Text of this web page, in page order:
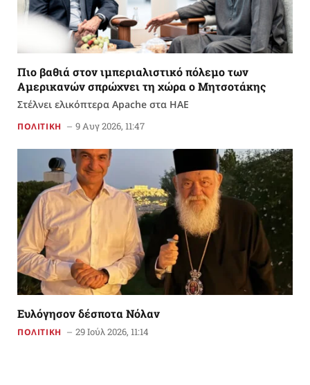
Πιο βαθιά στον ιμπεριαλιστικό πόλεμο των
Αμερικανών σπρώχνει τη χώρα ο Μητσοτάκης
Στέλνει ελικόπτερα Apache στα ΗΑΕ
ΠΟΛΙΤΙΚΗ 9 Αυγ 2026, 11:47
Ευλόγησον δέσποτα Νόλαν
ΠΟΛΙΤΙΚΗ 29 Ιούλ 2026, 11:14